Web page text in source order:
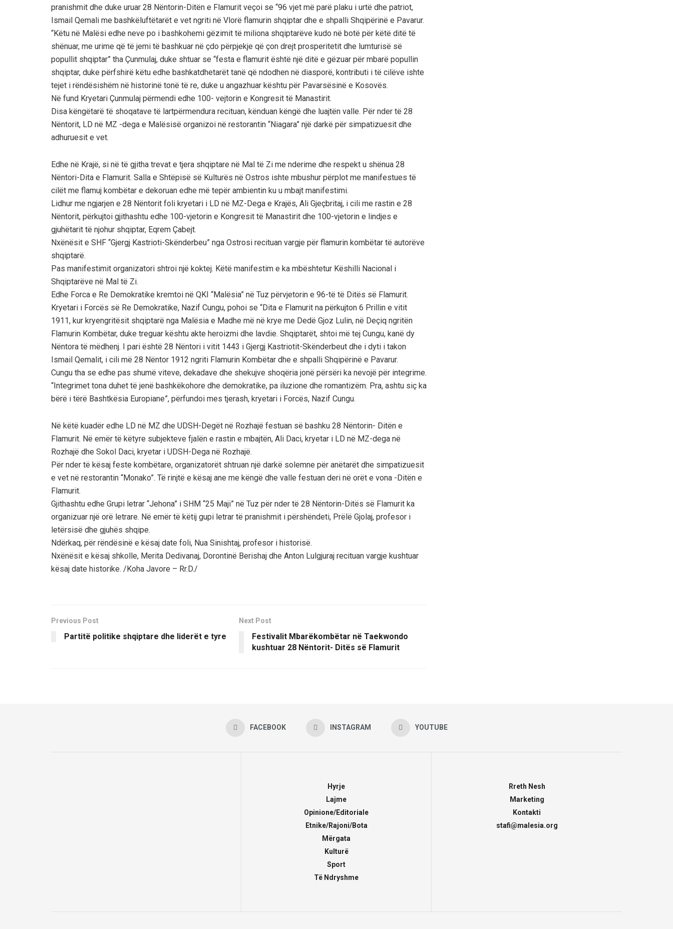
pranishmit dhe duke uruar 28 Nëntorin-Ditën e Flamurit veçoi se “96 vjet më parë plaku i urtë dhe patriot,
Ismail Qemali me bashkëluftëtarët e vet ngriti në Vlorë flamurin shqiptar dhe e shpalli Shqipërinë e Pavarur.
“Këtu në Malësi edhe neve po i bashkohemi gëzimit të miliona shqiptarëve kudo në botë për këtë ditë të
shënuar, me urime që të jemi të bashkuar në çdo përpjekje që çon drejt prosperitetit dhe lumturisë së
popullit shqiptar” tha Çunmulaj, duke shtuar se “festa e flamurit është një ditë e gëzuar për mbarë popullin
shqiptar, duke përfshirë këtu edhe bashkatdhetarët tanë që ndodhen në diasporë, kontributi i të cilëve ishte
tejet i rëndësishëm në historinë tonë të re, duke u angazhuar kështu për Pavarsësinë e Kosovës.
Në fund Kryetari Çunmulaj përmendi edhe 100- vejtorin e Kongresit të Manastirit.
Disa këngëtarë të shoqatave të lartpërmendura recituan, kënduan këngë dhe luajtën valle. Për nder të 28
Nëntorit, LD në MZ -dega e Malësisë organizoi në restorantin “Niagara” një darkë për simpatizuesit dhe
adhuruesit e vet.
Edhe në Krajë, si në të gjitha trevat e tjera shqiptare në Mal të Zi me nderime dhe respekt u shënua 28
Nëntori-Dita e Flamurit. Salla e Shtëpisë së Kulturës në Ostros ishte mbushur përplot me manifestues të
cilët me flamuj kombëtar e dekoruan edhe më tepër ambientin ku u mbajt manifestimi.
Lidhur me ngjarjen e 28 Nëntorit foli kryetari i LD në MZ-Dega e Krajës, Ali Gjeçbritaj, i cili me rastin e 28
Nëntorit, përkujtoi gjithashtu edhe 100-vjetorin e Kongresit të Manastirit dhe 100-vjetorin e lindjes e
gjuhëtarit të njohur shqiptar, Eqrem Çabejt.
Nxënësit e SHF “Gjergj Kastrioti-Skënderbeu” nga Ostrosi recituan vargje për flamurin kombëtar të autorëve
shqiptarë.
Pas manifestimit organizatori shtroi një koktej. Këtë manifestim e ka mbështetur Këshilli Nacional i
Shqiptarëve në Mal të Zi.
Edhe Forca e Re Demokratike kremtoi në QKI “Malësia” në Tuz përvjetorin e 96-të të Ditës së Flamurit.
Kryetari i Forcës së Re Demokratike, Nazif Cungu, pohoi se “Dita e Flamurit na përkujton 6 Prillin e vitit
1911, kur kryengritësit shqiptarë nga Malësia e Madhe më në krye me Dedë Gjoz Lulin, në Deçiq ngritën
Flamurin Kombëtar, duke treguar kështu akte heroizmi dhe lavdie. Shqiptarët, shtoi më tej Cungu, kanë dy
Nëntora të mëdhenj. I pari është 28 Nëntori i vitit 1443 i Gjergj Kastriotit-Skënderbeut dhe i dyti i takon
Ismail Qemalit, i cili më 28 Nëntor 1912 ngriti Flamurin Kombëtar dhe e shpalli Shqipërinë e Pavarur.
Cungu tha se edhe pas shumë viteve, dekadave dhe shekujve shoqëria jonë përsëri ka nevojë për integrime.
“Integrimet tona duhet të jenë bashkëkohore dhe demokratike, pa iluzione dhe romantizëm. Pra, ashtu siç ka
bërë i tërë Bashtkësia Europiane”, përfundoi mes tjerash, kryetari i Forcës, Nazif Cungu.
Në këtë kuadër edhe LD në MZ dhe UDSH-Degët në Rozhajë festuan së bashku 28 Nëntorin- Ditën e
Flamurit. Në emër të këtyre subjekteve fjalën e rastin e mbajtën, Ali Daci, kryetar i LD në MZ-dega në
Rozhajë dhe Sokol Daci, kryetar i UDSH-Dega në Rozhajë.
Për nder të kësaj feste kombëtare, organizatorët shtruan një darkë solemne për anëtarët dhe simpatizuesit
e vet në restorantin “Monako”. Të rinjtë e kësaj ane me këngë dhe valle festuan deri në orët e vona -Ditën e
Flamurit.
Gjithashtu edhe Grupi letrar “Jehona” i SHM “25 Maji” në Tuz për nder të 28 Nëntorin-Ditës së Flamurit ka
organizuar një orë letrare. Në emër të këtij gupi letrar të pranishmit i përshëndeti, Prëlë Gjolaj, profesor i
letërsisë dhe gjuhës shqipe.
Ndërkaq, për rëndësinë e kësaj date foli, Nua Sinishtaj, profesor i historisë.
Nxënësit e kësaj shkolle, Merita Dedivanaj, Dorontinë Berishaj dhe Anton Lulgjuraj recituan vargje kushtuar
kësaj date historike. /Koha Javore – Rr.D./
Previous Post
Partitë politike shqiptare dhe liderët e tyre
Next Post
Festivalit Mbarëkombëtar në Taekwondo
kushtuar 28 Nëntorit- Ditës së Flamurit
FACEBOOK INSTAGRAM YOUTUBE
Hyrje
Lajme
Opinione/Editoriale
Etnike/Rajoni/Bota
Mërgata
Kulturë
Sport
Të Ndryshme
Rreth Nesh
Marketing
Kontakti
stafi@malesia.org